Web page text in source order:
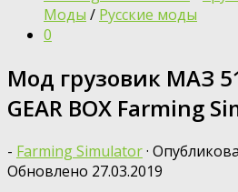
Моды / Русские моды
0
Мод грузовик МАЗ
GEAR BOX Farming
- Farming Simulator·
Обновлено 27.03.2019